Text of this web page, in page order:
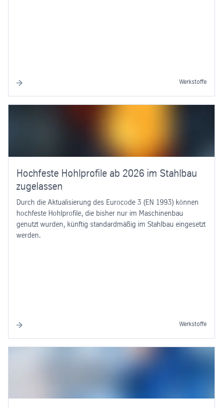
Werkstoffe
Hochfeste Hohlprofile ab 2026 im Stahlbau
zugelassen
Durch die Aktualisierung des Eurocode 3 (EN 1993) können
hochfeste Hohlprofile, die bisher nur im Maschinenbau
genutzt wurden, künftig standardmäßig im Stahlbau eingesetzt
werden.
Werkstoffe